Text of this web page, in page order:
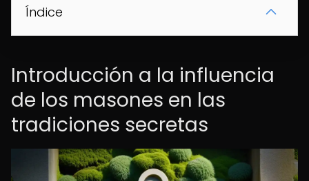
Índice
Introducción a la influencia
de los masones en las
tradiciones secretas